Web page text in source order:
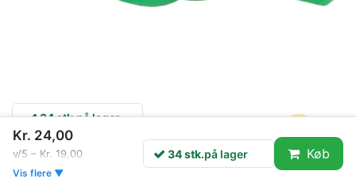
34 stk.på lager
Manufacturer
OPTOSUPPLY
Kr. 24,00
v/5 – Kr. 19,00
Vis flere ▼
34 stk.på lager Køb